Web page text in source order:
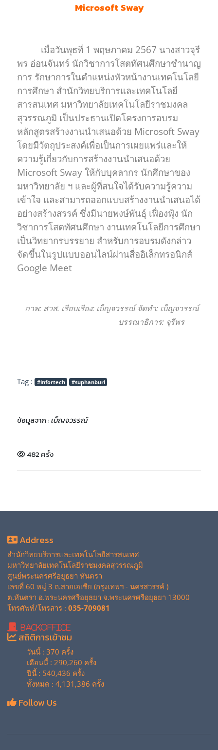
Microsoft Sway
เมื่อวันพุธที่ 1 พฤษภาคม 2567 นางสาวจุรี
พร อ่อนจันทร์ นักวิชาการโสตทัศนศึกษาชำนาญ
การ รักษาการในตำแหน่งหัวหน้างานเทคโนโลยี
การศึกษา สำนักวิทยบริการและเทคโนโลยี
สารสนเทศ มหาวิทยาลัยเทคโนโลยีราชมงคล
สุวรรณภูมิ เป็นประธานเปิดโครงการอบรม
หลักสูตรสร้างงานนำเสนอด้วย Microsoft Sway
โดยมีวัตถุประสงค์​เพื่อเป็นการเผยแพร่และให้
ความรู้เกี่ยวกับการสร้างงานนำเสนอด้วย
Microsoft Sway ให้กับบุคลากร นักศึกษาของ
มหาวิทยาลัย ฯ และผู้ที่สนใจได้รับความรู้ความ
เข้าใจ และสามารถออกแบบสร้างงานนำเสนอได้
อย่างสร้างสรรค์ ซึ่งมีนายพงษ์พันธุ์ เฟื่องฟุ้ง นัก
วิชาการโสตทัศนศึกษา งานเทคโนโลยีการศึกษา
เป็นวิทยากรบรรยาย สำหรับการอบรมดังกล่าว
จัดขึ้นในรูปแบบออนไลน์ผ่านสื่ออิเล็กทรอนิกส์
Google Meet
ภาพ: สวส. เรียบเรียง: เบ็ญจวรรณ์ จัดทำ: เบ็ญจวรรณ์
บรรณาธิการ: จุรีพร
Tag : #infortech #suphanburi
ข้อมูลจาก :เบ็ญจวรรณ์
482 ครั้ง
Address
สำนักวิทยบริการและเทคโนโลยีสารสนเทศ
มหาวิทยาลัยเทคโนโลยีราชมงคลสุวรรณภูมิ
ศูนย์พระนครศรีอยุธยา หันตรา
เลขที่ 60 หมู่ 3 ถ.สายเอเซีย (กรุงเทพฯ - นครสวรรค์ )
ต.หันตรา อ.พระนครศรีอยุธยา จ.พระนครศรีอยุธยา 13000
โทรศัพท์/โทรสาร : 035-709081
BackOffice
สถิติการเข้าชม
วันนี้ : 370 ครั้ง
เดือนนี้ : 290,260 ครั้ง
ปีนี้ : 540,436 ครั้ง
ทั้งหมด : 4,131,386 ครั้ง
Follow Us